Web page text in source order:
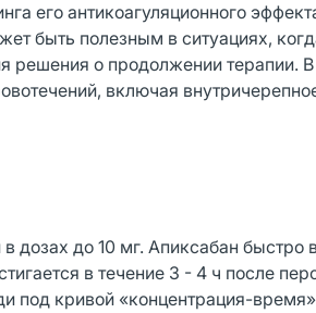
его антикоагуляционного
быть полезным в ситуациях,
решения о продолжении терапии.
включая
дозах до 10 мг. Апиксабан быстро
в течение 3 - 4 ч после
под кривой «концентрация-